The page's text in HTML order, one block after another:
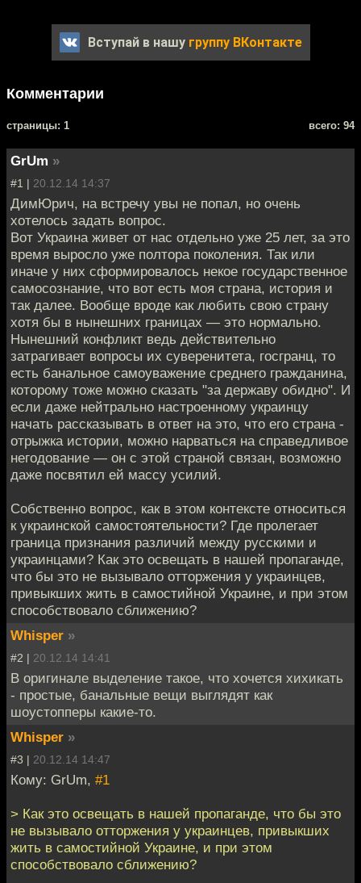
Вступай в нашу группу ВКонтакте
Комментарии
cтраницы: 1 всего: 94
GrUm »
#1 | 20.12.14 14:37
ДимЮрич, на встречу увы не попал, но очень
хотелось задать вопрос.
Вот Украина живет от нас отдельно уже 25 лет, за это
время выросло уже полтора поколения. Так или
иначе у них сформировалось некое государственное
самосознание, что вот есть моя страна, история и
так далее. Вообще вроде как любить свою страну
хотя бы в нынешних границах — это нормально.
Нынешний конфликт ведь действительно
затрагивает вопросы их суверенитета, госгранц, то
есть банальное самоуважение среднего гражданина,
которому тоже можно сказать "за державу обидно". И
если даже нейтрально настроенному украинцу
начать рассказывать в ответ на это, что его страна -
отрыжка истории, можно нарваться на справедливое
негодование — он с этой страной связан, возможно
даже посвятил ей массу усилий.
Собственно вопрос, как в этом контексте относиться
к украинской самостоятельности? Где пролегает
граница признания различий между русскими и
украинцами? Как это освещать в нашей пропаганде,
что бы это не вызывало отторжения у украинцев,
привыкших жить в самостийной Украине, и при этом
способствовало сближению?
Whisper »
#2 | 20.12.14 14:41
В оригинале выделение такое, что хочется хихикать
- простые, банальные вещи выглядят как
шоустопперы какие-то.
Whisper »
#3 | 20.12.14 14:47
Кому: GrUm, #1
> Как это освещать в нашей пропаганде, что бы это
не вызывало отторжения у украинцев, привыкших
жить в самостийной Украине, и при этом
способствовало сближению?